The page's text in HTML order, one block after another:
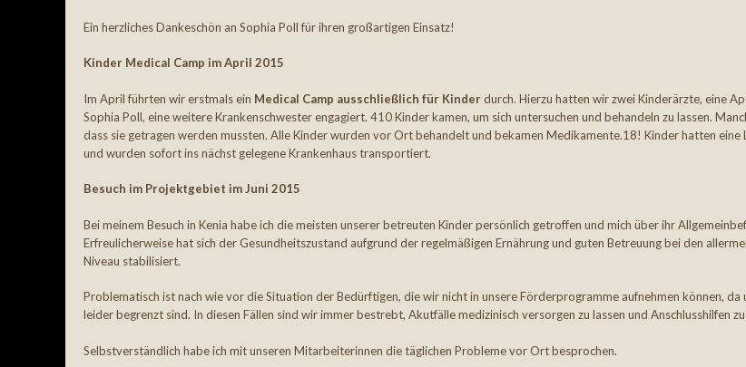
Ein herzliches Dankeschön an Sophia Poll für ihren großartigen Einsatz!
Kinder Medical Camp im April 2015
Im April führten wir erstmals ein Medical Camp ausschließlich für Kinderdurch. Hierzu hatten wir zwei Kinderärzte, eine
Sophia Poll, eine weitere Krankenschwester engagiert. 410 Kinder kamen, um sich untersuchen und behandeln zu lassen.
dass sie getragen werden mussten. Alle Kinder wurden vor Ort behandelt und bekamen Medikamente.18! Kinder hatten eine
und wurden sofort ins nächst gelegene Krankenhaus transportiert.
Besuch im Projektgebiet im Juni 2015
Bei meinem Besuch in Kenia habe ich die meisten unserer betreuten Kinder persönlich getroffen und mich über ihr
Erfreulicherweise hat sich der Gesundheitszustand aufgrund der regelmäßigen Ernährung und guten Betreuung bei den
Niveau stabilisiert.
Problematisch ist nach wie vor die Situation der Bedürftigen, die wir nicht in unsere Förderprogramme aufnehmen können, da
leider begrenzt sind. In diesen Fällen sind wir immer bestrebt, Akutfälle medizinisch versorgen zu lassen und Anschlusshilfen
Selbstverständlich habe ich mit unseren Mitarbeiterinnen die täglichen Probleme vor Ort besprochen.